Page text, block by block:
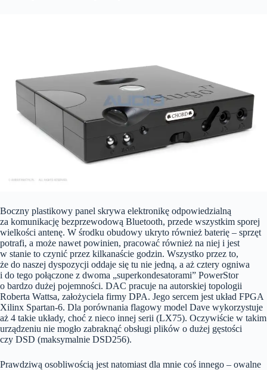
Boczny plastikowy panel skrywa elektronikę odpowiedzialną
za komunikację bezprzewodową Bluetooth, przede wszystkim sporej
wielkości antenę. W środku obudowy ukryto również baterię – sprzęt
potrafi, a może nawet powinien, pracować również na niej i jest
w stanie to czynić przez kilkanaście godzin. Wszystko przez to,
że do naszej dyspozycji oddaje się tu nie jedną, a aż cztery ogniwa
i do tego połączone z dwoma „superkondesatorami” PowerStor
o bardzo dużej pojemności. DAC pracuje na autorskiej topologii
Roberta Wattsa, założyciela firmy DPA. Jego sercem jest układ FPGA
Xilinx Spartan-6. Dla porównania flagowy model Dave wykorzystuje
aż 4 takie układy, choć z nieco innej serii (LX75). Oczywiście w takim
urządzeniu nie mogło zabraknąć obsługi plików o dużej gęstości
czy DSD (maksymalnie DSD256).
Prawdziwą osobliwością jest natomiast dla mnie coś innego – owalne